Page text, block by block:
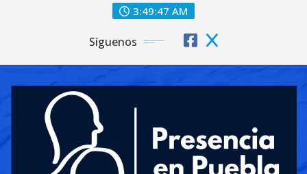
3:49:50 AM
Síguenos